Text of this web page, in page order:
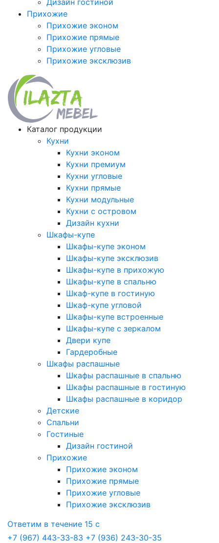
Дизайн гостиной
Прихожие
Прихожие эконом
Прихожие прямые
Прихожие угловые
Прихожие эксклюзив
Каталог продукции
Кухни
Кухни эконом
Кухни премиум
Кухни угловые
Кухни прямые
Кухни модульные
Кухни с островом
Дизайн кухни
Шкафы-купе
Шкафы-купе эконом
Шкафы-купе эксклюзив
Шкафы-купе в прихожую
Шкафы-купе в спальню
Шкаф-купе в гостиную
Шкаф-купе угловой
Шкафы-купе встроенные
Шкафы-купе с зеркалом
Двери купе
Гардеробные
Шкафы распашные
Шкафы распашные в спальню
Шкафы распашные в гостиную
Шкафы распашные в коридор
Детские
Спальни
Гостиные
Дизайн гостиной
Прихожие
Прихожие эконом
Прихожие прямые
Прихожие угловые
Прихожие эксклюзив
Ответим в течение 15 с
+7 (967) 443-33-83 +7 (936) 243-30-35